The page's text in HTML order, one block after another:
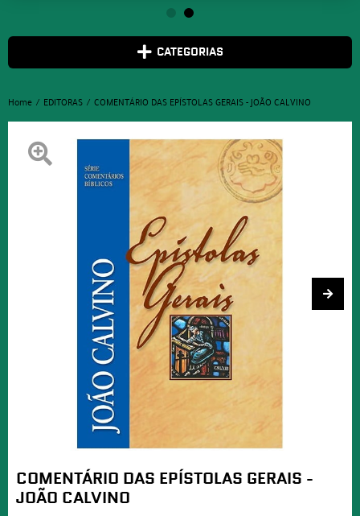
CATEGORIAS
Home EDITORAS COMENTÁRIO DAS EPÍSTOLAS GERAIS - JOÃO CALVINO
COMENTÁRIO DAS EPÍSTOLAS GERAIS -
JOÃO CALVINO